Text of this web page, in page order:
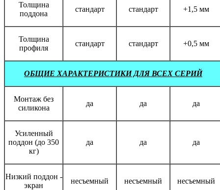
Толщина
поддона
стандарт стандарт +1,5 мм
Толщина
профиля
стандарт стандарт +0,5 мм
ОБЩИЕ ХАРАКТЕРИСТИКИ ДЛЯ ВСЕХ СЕРИЙ
Монтаж без
силикона
да да да
Усиленный
поддон (до 350
кг)
да да да
Низкий поддон -
экран
несъемный несъемный несъемный